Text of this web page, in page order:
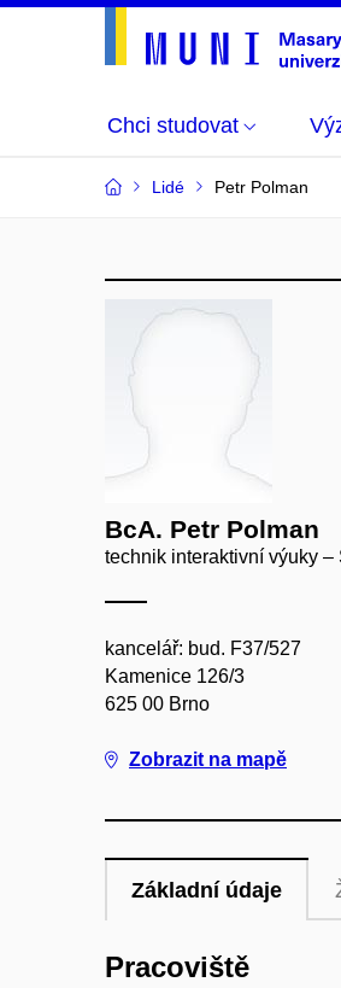
Chci studovat
Lidé Petr Polman
BcA. Petr Polman
technik interaktivní výuky –
kancelář: bud. F37/527
Kamenice 126/3
625 00 Brno
Zobrazit na mapě
Základní údaje
Pracoviště